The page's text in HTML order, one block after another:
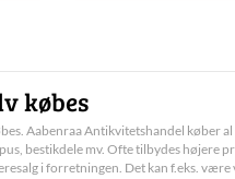
købes
Aabenraa Antikvitetshandel køber al
bestikdele mv. Ofte tilbydes højere
i forretningen. Det kan f.eks. være